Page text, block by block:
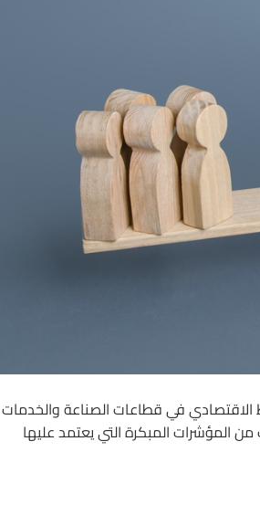
الاقتصادي في قطاعات الصناعة
من المؤشرات المبكرة التي يعتمد عليها